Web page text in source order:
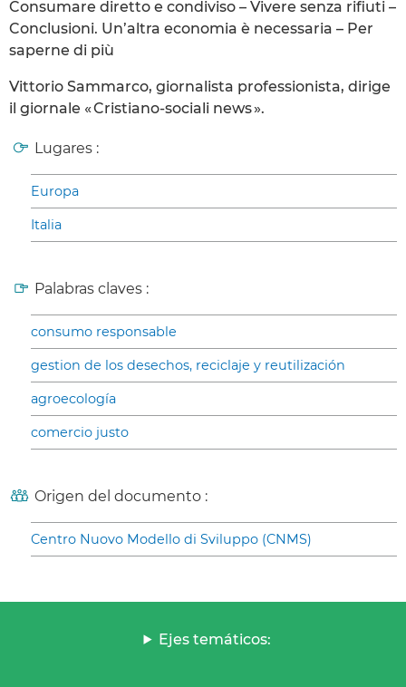
Consumare diretto e condiviso – Vivere senza rifiuti –
Conclusioni. Un’altra economia è necessaria – Per
saperne di più
Vittorio Sammarco, giornalista professionista, dirige
il giornale « Cristiano-sociali news ».
Lugares :
Europa
Italia
Palabras claves :
consumo responsable
gestion de los desechos, reciclaje y reutilización
agroecología
comercio justo
Origen del documento :
Centro Nuovo Modello di Sviluppo (CNMS)
Ejes temáticos: